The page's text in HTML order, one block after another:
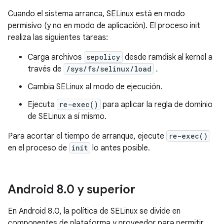
Cuando el sistema arranca, SELinux está en modo
permisivo (y no en modo de aplicación). El proceso init
realiza las siguientes tareas:
Carga archivos sepolicy desde ramdisk al kernel a
través de
/sys/fs/selinux/load .
Cambia SELinux al modo de ejecución.
Ejecuta
re-exec() para aplicar la regla de dominio
de SELinux a sí mismo.
Para acortar el tiempo de arranque, ejecute
re-exec()
en el proceso de init lo antes posible.
Android 8.0 y superior
En Android 8.0, la política de SELinux se divide en